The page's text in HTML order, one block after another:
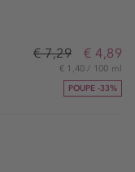
€ 7,29 € 4,89
€ 1,40 / 100 ml
POUPE -33%